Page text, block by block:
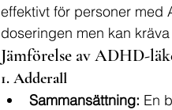
effektivt för personer med
doseringen men kan
Jämförelse av ADHD-
1. Adderall
Sammansättning: En